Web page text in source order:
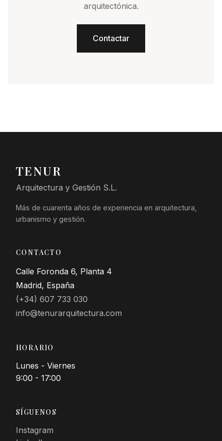
arquitectónica.
Contactar
TENUR
Arquitectura y Gestión S.L.
Más de cuarenta años de experiencia en arquitectura,
urbanismo y gestión.
CONTACTO
Calle Foronda 6, Planta 4
Madrid, España
(+34) 607 733 030
info@tenurarquitectura.com
HORARIO
Lunes - Viernes
9:00 - 17:00
SÍGUENOS
Instagram